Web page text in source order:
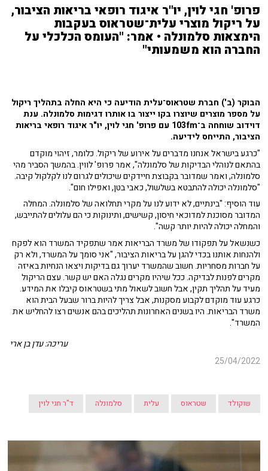
פרופ' חגי לוין, יו"ר איגוד רופאי בריאות הציבור,
על ריקול מוצרי עלית־שטראוס בעקבות
הימצאות סלמונלה • אמר: "העומס הכלכלי על
החברה הוא משמעותי"
הבוקר (ב') חברת שטראוס־עלית הודיעה כי היא החלה בתהליך ריקול
על מספר מוצרים שיוצרו בקו ייצור בו אותרו דגימות סלמונלה. ענת
דוידוב שוחחה ב־103fm עם פרופ' חגי לוין, יו"ר איגוד רופאי בריאות
הציבור, התייחס לידיעה.
"כרגע בישראל אנחנו מדברים על אירוע של ריקול. כלומר, זיהוי מוקדם
בהתאם לנוהלי הבדיקות של סלמונלה", אמר פרופ' לווין. בהמשך הסביר מהי
סלמונלה, ואמר שמדובר בקבוצת חיידקים שיכולים לגרום לנו לקלקול קיבה.
"סלמונלה יכולה להתבטא בשלשול, כאבי בטן, ואפילו חום".
עוד הוסיף: "בינתיים, לא ידוע לנו על מקרי תחלואה של סלמונלה. המחלה
המדובר מסוכנת למדוכאי חיסון, קשישים, ותינוקות כי הם עלולים להתייבש,
והמחלה יכולה להיות יותר קשה".
כשנשאל על תפקודו של משרד הבריאות אמר שתפקיד המשרד הוא לפקח
ולהנחות אותנו בכדי להגן על בריאות הציבור, "אני סומך על המשרד, ולא רק
על חברות מסחריות. חשוב שהמשרד יערוך גם בדיקות ויצאו הנחיות באיזה
מקרים לפנות לבדיקה. ככל שיהיו מקרים נגלה האם יש קשר. עצם הריקול
מעיד על תהליך תקין, אבל חשוב לשאול מתי בשטראוס קיבלו את המידע.
כרגע עוד מוקדם לקבוע מסקנות, אבל צריך להיות ברור שבעל הבית הוא
משרד הבריאות. היו בשנים האחרונות תהליכים בהם אנשים רצו להחליש את
המשרד".
עריכה: עדן בן ארי
25/04/2022
שוקולד שטראוס עלית סלמונלה ד"ר חגי לוין